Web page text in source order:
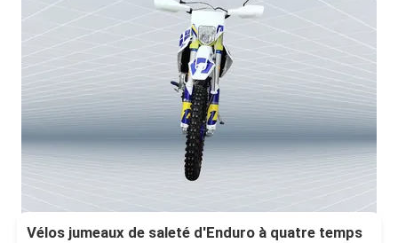
Vélos jumeaux de saleté d'Enduro à quatre temps